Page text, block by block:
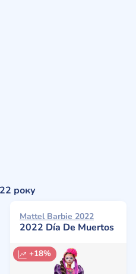
року
Mattel Barbie 2022
2022 Día De Muertos
+18%